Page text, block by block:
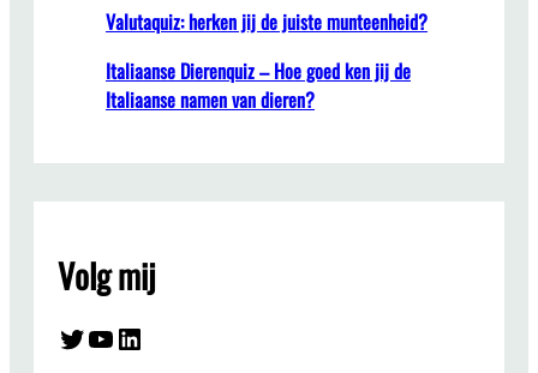
Valutaquiz: herken jij de juiste munteenheid?
Italiaanse Dierenquiz – Hoe goed ken jij de
Italiaanse namen van dieren?
Volg mij
Twitter YouTube LinkedIn